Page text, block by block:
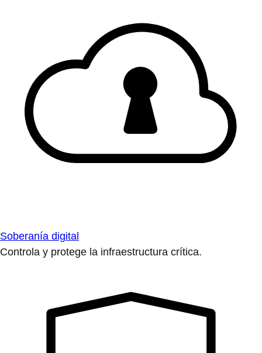
Soberanía digital
Controla y protege la infraestructura crítica.